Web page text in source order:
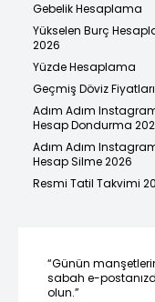
Gebelik Hesaplama
Yükselen Burç
2026
Yüzde Hesaplama
Geçmiş Döviz Fiyatları
Adım Adım
Hesap Dondurma
Adım Adım
Hesap Silme 2026
Resmi Tatil Takvimi
“Günün
sabah e-
olun.”